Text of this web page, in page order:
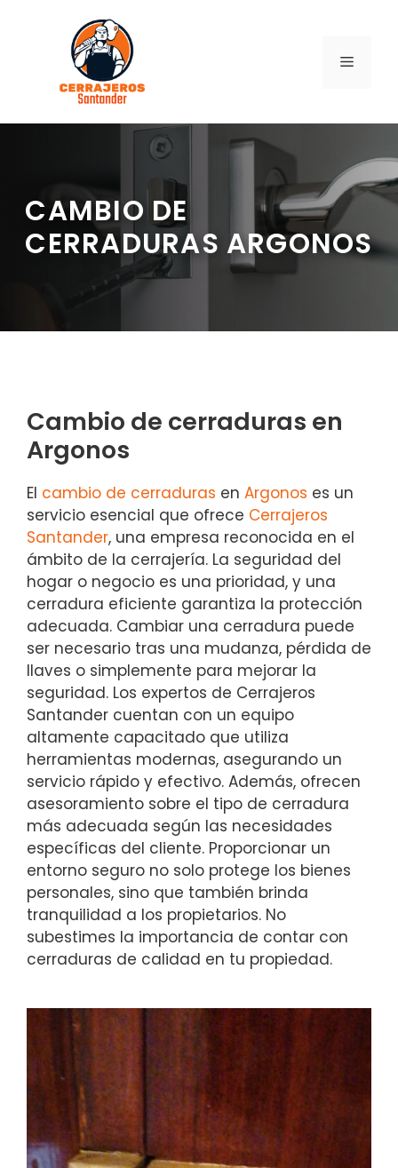
contenido
MENÚ
CAMBIO DE
CERRADURAS ARGONOS
Cambio de cerraduras en
Argonos
El cambio de cerraduras en Argonos es un
servicio esencial que ofrece Cerrajeros
Santander, una empresa reconocida en el
ámbito de la cerrajería. La seguridad del
hogar o negocio es una prioridad, y una
cerradura eficiente garantiza la protección
adecuada. Cambiar una cerradura puede
ser necesario tras una mudanza, pérdida de
llaves o simplemente para mejorar la
seguridad. Los expertos de Cerrajeros
Santander cuentan con un equipo
altamente capacitado que utiliza
herramientas modernas, asegurando un
servicio rápido y efectivo. Además, ofrecen
asesoramiento sobre el tipo de cerradura
más adecuada según las necesidades
específicas del cliente. Proporcionar un
entorno seguro no solo protege los bienes
personales, sino que también brinda
tranquilidad a los propietarios. No
subestimes la importancia de contar con
cerraduras de calidad en tu propiedad.